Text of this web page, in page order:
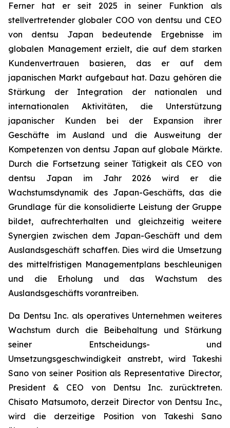
Ferner hat er seit 2025 in seiner Funktion als
stellvertretender globaler COO von dentsu und CEO
von dentsu Japan bedeutende Ergebnisse im
globalen Management erzielt, die auf dem starken
Kundenvertrauen basieren, das er auf dem
japanischen Markt aufgebaut hat. Dazu gehören die
Stärkung der Integration der nationalen und
internationalen Aktivitäten, die Unterstützung
japanischer Kunden bei der Expansion ihrer
Geschäfte im Ausland und die Ausweitung der
Kompetenzen von dentsu Japan auf globale Märkte.
Durch die Fortsetzung seiner Tätigkeit als CEO von
dentsu Japan im Jahr 2026 wird er die
Wachstumsdynamik des Japan-Geschäfts, das die
Grundlage für die konsolidierte Leistung der Gruppe
bildet, aufrechterhalten und gleichzeitig weitere
Synergien zwischen dem Japan-Geschäft und dem
Auslandsgeschäft schaffen. Dies wird die Umsetzung
des mittelfristigen Managementplans beschleunigen
und die Erholung und das Wachstum des
Auslandsgeschäfts vorantreiben.
Da Dentsu Inc. als operatives Unternehmen weiteres
Wachstum durch die Beibehaltung und Stärkung
seiner Entscheidungs- und
Umsetzungsgeschwindigkeit anstrebt, wird Takeshi
Sano von seiner Position als Representative Director,
President & CEO von Dentsu Inc. zurücktreten.
Chisato Matsumoto, derzeit Director von Dentsu Inc.,
wird die derzeitige Position von Takeshi Sano